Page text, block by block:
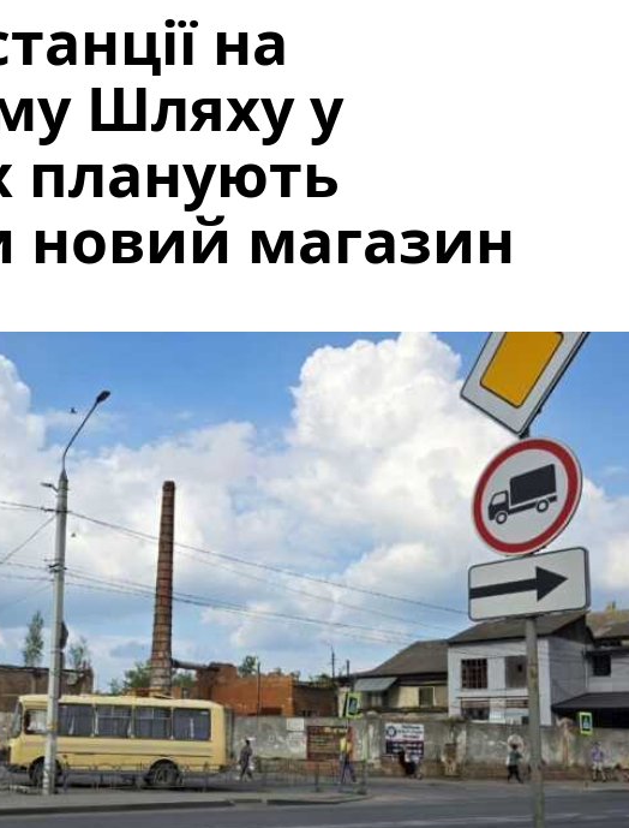
на
Шляху у
планують
новий магазин